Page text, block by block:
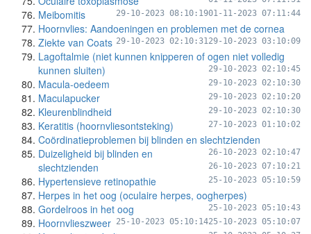
01-11-2023 07:11:44
Meibomitis 29-10-2023 08:10:19
Hoornvlies: Aandoeningen en problemen met de cornea
29-10-2023 03:10:09
Ziekte van Coats 29-10-2023 02:10:31
Lagoftalmie (niet kunnen knipperen of ogen niet volledig
kunnen sluiten)
29-10-2023 02:10:45
Macula-oedeem 29-10-2023 02:10:30
Maculapucker 29-10-2023 02:10:20
Kleurenblindheid 29-10-2023 02:10:30
Keratitis (hoornvliesontsteking) 27-10-2023 01:10:02
Coördinatieproblemen bij blinden en slechtzienden
26-10-2023 02:10:47
Duizeligheid bij blinden en
slechtzienden
26-10-2023 07:10:21
Hypertensieve retinopathie 25-10-2023 05:10:59
Herpes in het oog (oculaire herpes, oogherpes)
25-10-2023 05:10:43
Gordelroos in het oog
25-10-2023 05:10:07
Hoornvlieszweer 25-10-2023 05:10:14